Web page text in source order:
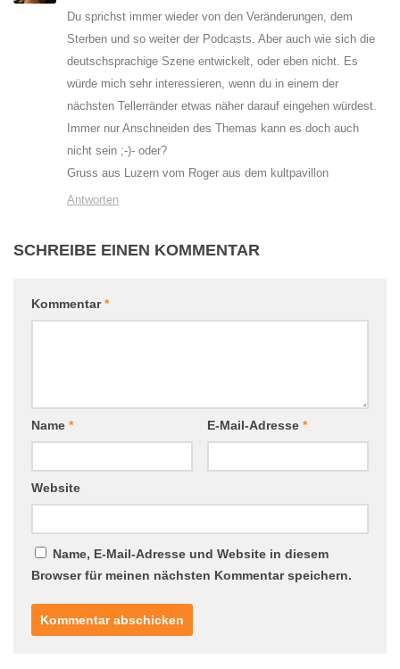
Du sprichst immer wieder von den Veränderungen, dem
Sterben und so weiter der Podcasts. Aber auch wie sich die
deutschsprachige Szene entwickelt, oder eben nicht. Es
würde mich sehr interessieren, wenn du in einem der
nächsten Tellerränder etwas näher darauf eingehen würdest.
Immer nur Anschneiden des Themas kann es doch auch
nicht sein ;-)- oder?
Gruss aus Luzern vom Roger aus dem kultpavillon
Antworten
SCHREIBE EINEN KOMMENTAR
Kommentar*
Name * E-Mail-Adresse *
Website
Name, E-Mail-Adresse und Website in diesem
Browser für meinen nächsten Kommentar speichern.